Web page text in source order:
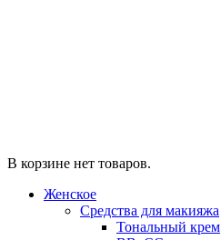
В корзине нет товаров.
Женское
Средства для макияжа
Тональный крем